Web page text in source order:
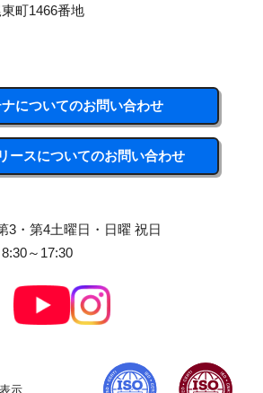
町1466番地
ナについてのお問い合わせ
ースについてのお問い合わせ
3・第4土曜日・日曜 祝日
8:30～17:30
示